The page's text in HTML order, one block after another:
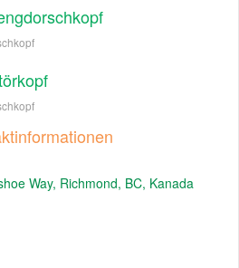
Way, Richmond, BC, Kanada